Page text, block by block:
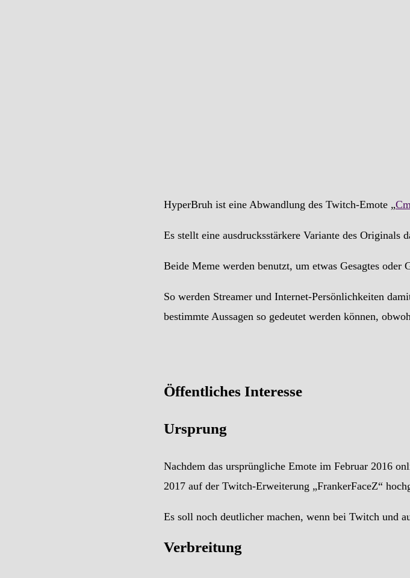
HyperBruh ist eine Abwandlung des Twitch-Emote „
Es stellt eine ausdrucksstärkere Variante des Originals
Beide Meme werden benutzt, um etwas Gesagtes oder
So werden Streamer und Internet-Persönlichkeiten
bestimmte Aussagen so gedeutet werden können,
Öffentliches Interesse
Ursprung
Nachdem das ursprüngliche Emote im Februar 2016
2017 auf der Twitch-Erweiterung „FrankerFaceZ“
Es soll noch deutlicher machen, wenn bei Twitch und
Verbreitung